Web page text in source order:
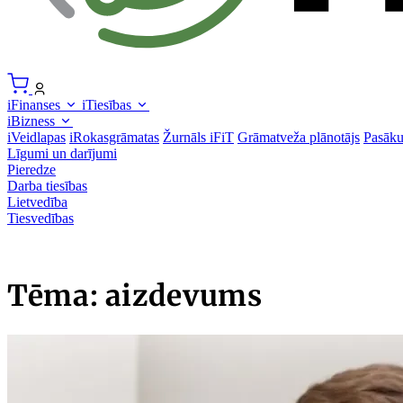
iFinanses
iTiesības
iBizness
iVeidlapas iRokasgrāmatas Žurnāls iFiT Grāmatveža plānotājs
Līgumi un darījumi
Pieredze
Darba tiesības
Lietvedība
Tiesvedības
Tēma: aizdevums